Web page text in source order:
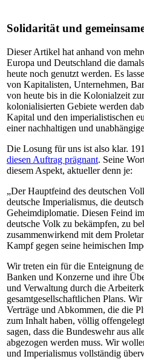
Solidarität und
Dieser Artikel hat anhand von
Europa und Deutschland die
heute noch genutzt werden. Es
von Kapitalisten, Unternehmen,
von heute bis in die Kolonialzeit
kolonialisierten Gebiete werden
Kapital und den imperialistischen
einer nachhaltigen und
Die Losung für uns ist also klar.
diesen Auftrag prägnant. Seine
diesem Aspekt, aktueller denn je:
„Der Hauptfeind des deutschen
deutsche Imperialismus, die
Geheimdiplomatie. Diesen Feind
deutsche Volk zu bekämpfen, zu
zusammenwirkend mit dem
Kampf gegen seine heimischen
Wir treten ein für die Enteignung
Banken und Konzerne und ihre
und Verwaltung durch die
gesamtgesellschaftlichen Plans.
Verträge und Abkommen, die die
zum Inhalt haben, völlig
sagen, dass die Bundeswehr aus
abgezogen werden muss. Wir
und Imperialismus vollständig